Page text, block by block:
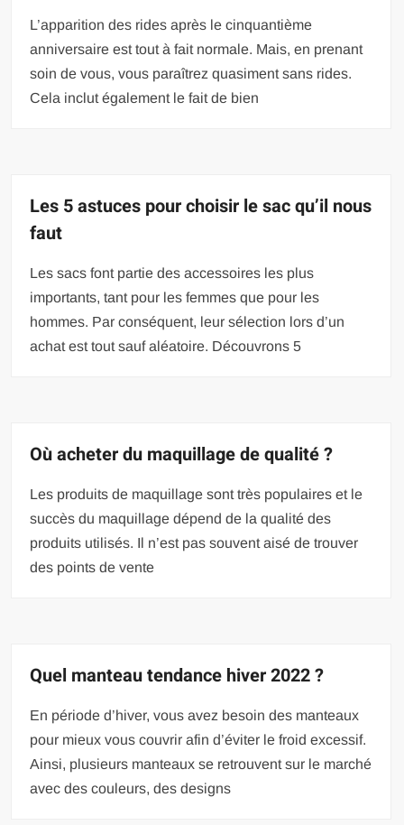
L’apparition des rides après le cinquantième
anniversaire est tout à fait normale. Mais, en prenant
soin de vous, vous paraîtrez quasiment sans rides.
Cela inclut également le fait de bien
Les 5 astuces pour choisir le sac qu’il nous
faut
Les sacs font partie des accessoires les plus
importants, tant pour les femmes que pour les
hommes. Par conséquent, leur sélection lors d’un
achat est tout sauf aléatoire. Découvrons 5
Où acheter du maquillage de qualité ?
Les produits de maquillage sont très populaires et le
succès du maquillage dépend de la qualité des
produits utilisés. Il n’est pas souvent aisé de trouver
des points de vente
Quel manteau tendance hiver 2022 ?
En période d’hiver, vous avez besoin des manteaux
pour mieux vous couvrir afin d’éviter le froid excessif.
Ainsi, plusieurs manteaux se retrouvent sur le marché
avec des couleurs, des designs